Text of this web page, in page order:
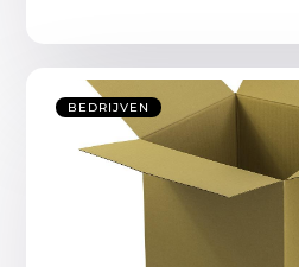
BEDRIJVEN